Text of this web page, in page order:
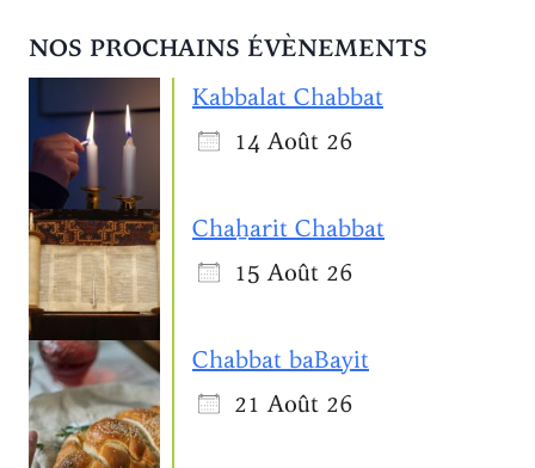
NOS PROCHAINS ÉVÈNEMENTS
Kabbalat Chabbat
14 Août 26
Chaẖarit Chabbat
15 Août 26
Chabbat baBayit
21 Août 26